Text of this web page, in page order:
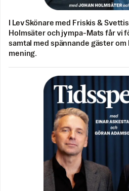
I Lev Skönare med Friskis &
Holmsäter och jympa-Mats får vi
samtal med spännande gäster om
mening.